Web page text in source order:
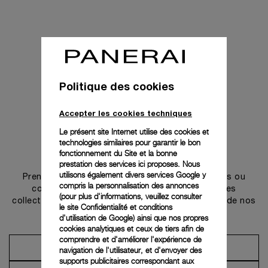
Prendre contact
Prenez rendez-vous dans l’une de nos boutiques ou
contactez notre conciergerie pour découvrir les
collections et bénéficier des conseils ou services de nos
ambassadeurs.
Prendre un rendez-vous
Politique des cookies
Accepter les cookies techniques
Le présent site Internet utilise des cookies et
technologies similaires pour garantir le bon
fonctionnement du Site et la bonne
prestation des services ici proposes. Nous
utilisons également divers services Google y
compris la personnalisation des annonces
(pour plus d'informations, veuillez consulter
le site Confidentialité et conditions
d'utilisation de Google) ainsi que nos propres
cookies analytiques et ceux de tiers afin de
comprendre et d'améliorer l'expérience de
navigation de l'utilisateur, et d'envoyer des
supports publicitaires correspondant aux